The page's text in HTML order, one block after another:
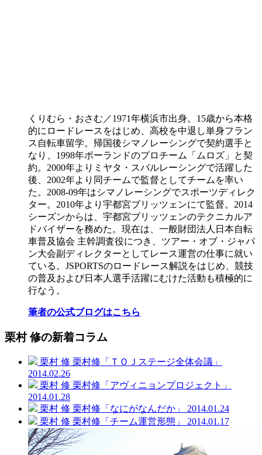
くりむら・おさむ／1971年横浜市出身。15歳から本格
的にロードレースをはじめ、高校を中退し単身フラン
ス自転車留学。帰国後シマノレーシングで契約選手と
なり、1998年ポーランドのプロチーム「ムロズ」と契
約。2000年よりミヤタ・スバルレーシングで活躍した
後、2002年より同チームで監督としてチームを率い
た。2008-09年はシマノレーシングでスポーツディレク
ター。2010年より宇都宮ブリッツェンにて監督。2014
シーズンからは、宇都宮ブリッツェンのテクニカルア
ドバイザーを務めた。現在は、一般財団法人日本自転
車普及協会 主幹調査役につき、ツアー・オブ・ジャパ
ン大会副ディレクターとしてレース運営の仕事に就い
ている。JSPORTSのロードレース解説をはじめ、競技
の普及および日本人選手活躍にむけた活動も積極的に
行なう。
筆者の公式ブログはこちら
栗村 修の新着コラム
栗村 修 栗村修「ＴＯＪステージ全体会議」
2014.02.26
栗村 修 栗村修「アヴィニョンプロジェクト」
2014.01.28
栗村 修 栗村修「なにがなんだか」
2014.01.24
栗村 修 栗村修「チーム運営形態」 2014.01.17